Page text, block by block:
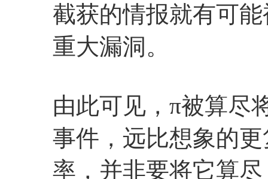
截获的情报就有可
重大漏洞。
由此可见，π被算尽
事件，远比想象的
率，并非要将它算